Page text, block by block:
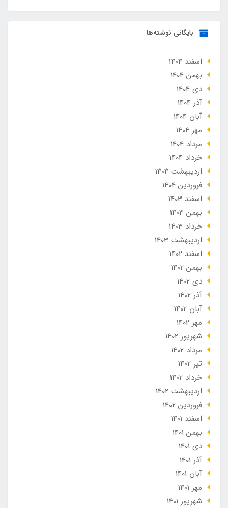
بایگانی نوشته‌ها
اسفند 1404
بهمن 1404
دی 1404
آذر 1404
آبان 1404
مهر 1404
مرداد 1404
خرداد 1404
ارديبهشت 1404
فروردین 1404
اسفند 1403
بهمن 1403
خرداد 1403
ارديبهشت 1403
اسفند 1402
بهمن 1402
دی 1402
آذر 1402
آبان 1402
مهر 1402
شهریور 1402
مرداد 1402
تير 1402
خرداد 1402
ارديبهشت 1402
فروردین 1402
اسفند 1401
بهمن 1401
دی 1401
آذر 1401
آبان 1401
مهر 1401
شهریور 1401